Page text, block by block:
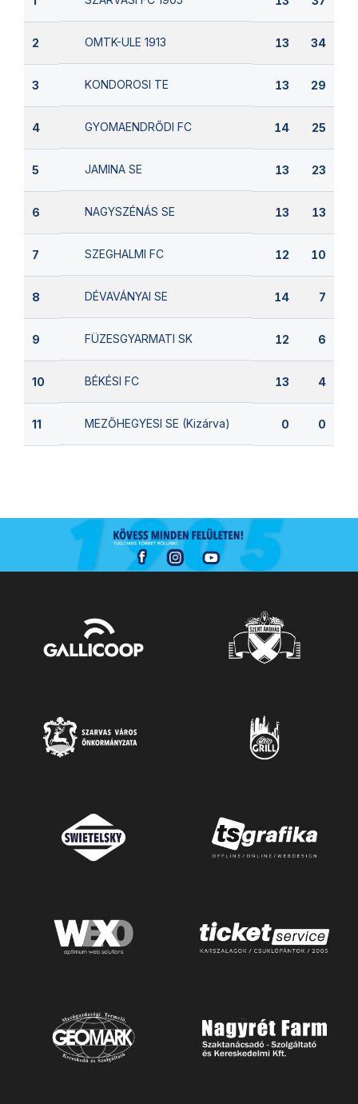
2 OMTK-ULE 1913 13 34
3 KONDOROSI TE 13 29
4 GYOMAENDRŐDI FC 14 25
5 JAMINA SE 13 23
6 NAGYSZÉNÁS SE 13 13
7 SZEGHALMI FC 12 10
8 DÉVAVÁNYAI SE 14 7
9 FÜZESGYARMATI SK 12 6
10 BÉKÉSI FC 13 4
11 MEZŐHEGYESI SE (Kizárva) 0 0